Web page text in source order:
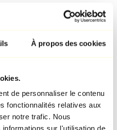
À propos des cookies
de personnaliser le contenu
fonctionnalités relatives aux
notre trafic. Nous
informations sur l'utilisation de